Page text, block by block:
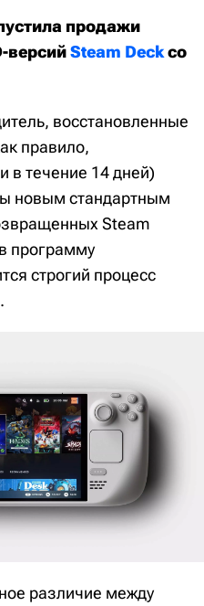
продажи
версийSteam Deckсо
восстановленные
правило,
в течение 14 дней)
новым стандартным
Steam
программу
строгий процесс
различие между